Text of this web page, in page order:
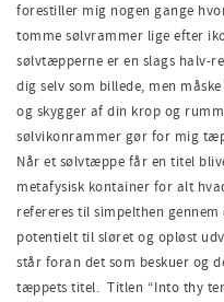
forestiller mig nogen gange
tomme sølvrammer lige efter
sølvtæpperne er en slags halv-
dig selv som billede, men
og skygger af din krop og
sølvikonrammer gør for mig
Når et sølvtæppe får en titel
metafysisk kontainer for alt
refereres til simpelthen
potentielt til sløret og opløst
står foran det som beskuer og
tæppets titel. Titlen “Into thy